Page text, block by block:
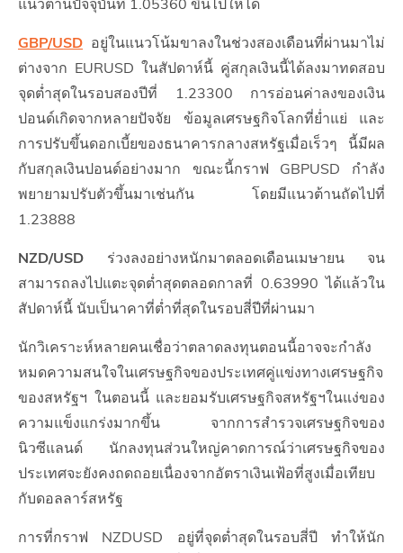
แนวต้านปัจจุบันที่ 1.05360 ขึ้นไปให้ได้
GBP/USD อยู่ในแนวโน้มขาลงในช่วงสองเดือนที่ผ่านมาไม่
ต่างจาก EURUSD ในสัปดาห์นี้ คู่สกุลเงินนี้ได้ลงมาทดสอบ
จุดต่ำสุดในรอบสองปีที่ 1.23300 การอ่อนค่าลงของเงิน
ปอนด์เกิดจากหลายปัจจัย ข้อมูลเศรษฐกิจโลกที่ย่ำแย่ และ
การปรับขึ้นดอกเบี้ยของธนาคารกลางสหรัฐเมื่อเร็วๆ นี้มีผล
กับสกุลเงินปอนด์อย่างมาก ขณะนี้กราฟ GBPUSD กำลัง
พยายามปรับตัวขึ้นมาเช่นกัน โดยมีแนวต้านถัดไปที่
1.23888
NZD/USD
ร่วงลงอย่างหนักมาตลอดเดือนเมษายน จน
สามารถลงไปแตะจุดต่ำสุดตลอดกาลที่ 0.63990 ได้แล้วใน
สัปดาห์นี้ นับเป็นาคาที่ต่ำที่สุดในรอบสี่ปีที่ผ่านมา
นักวิเคราะห์หลายคนเชื่อว่าตลาดลงทุนตอนนี้อาจจะกำลัง
หมดความสนใจในเศรษฐกิจของประเทศคู่แข่งทางเศรษฐกิจ
ของสหรัฐฯ ในตอนนี้ และยอมรับเศรษฐกิจสหรัฐฯในแง่ของ
ความแข็งแกร่งมากขึ้น จากการสำรวจเศรษฐกิจของ
นิวซีแลนด์ นักลงทุนส่วนใหญ่คาดการณ์ว่าเศรษฐกิจของ
ประเทศจะยังคงถดถอยเนื่องจากอัตราเงินเฟ้อที่สูงเมื่อเทียบ
กับดอลลาร์สหรัฐ
การที่กราฟ NZDUSD อยู่ที่จุดต่ำสุดในรอบสี่ปี ทำให้นัก